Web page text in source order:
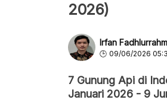
2026)
Irfan
09/06/2026
7 Gunung Api di
Januari 2026 - 9